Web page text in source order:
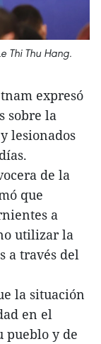
Thi Thu Hang.
expresó
sobre la
lesionados
de la
que
a
utilizar la
a través del
la situación
en el
pueblo y de